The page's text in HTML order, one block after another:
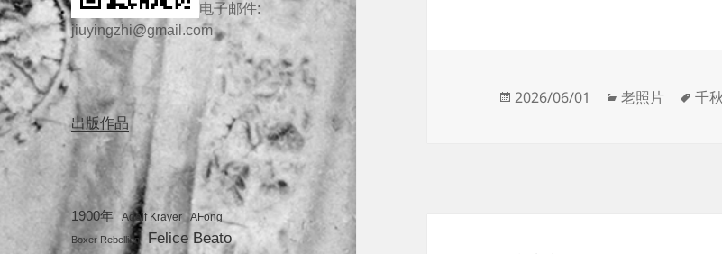
电子邮件:
jiuyingzhi@gmail.com
出版作品
1900年 Adolf Krayer AFong
Boxer Rebellion Felice Beato
发
2026/06/01
分
老照片
标
千